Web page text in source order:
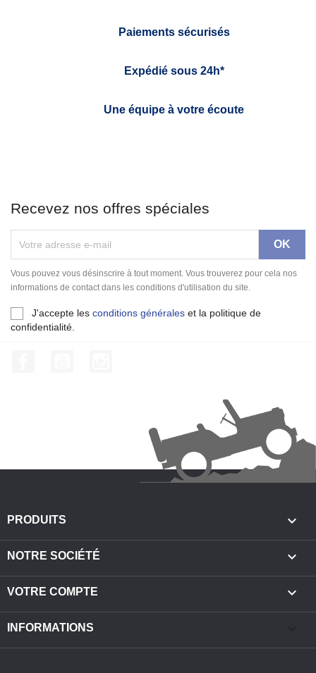
Paiements sécurisés
Expédié sous 24h*
Une équipe à votre écoute
Recevez nos offres spéciales
Vous pouvez vous désinscrire à tout moment. Vous trouverez pour cela nos
informations de contact dans les conditions d'utilisation du site.
J'accepte les conditions générales et la politique de
confidentialité.
PRODUITS 
NOTRE SOCIÉTÉ 
VOTRE COMPTE 
INFORMATIONS